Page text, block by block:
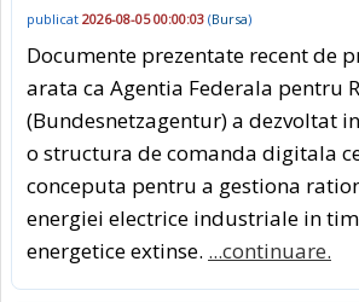
publicat 2026-08-05 00:00:03 (Bursa)
Documente prezentate recent de
arata ca Agentia Federala pentru
(Bundesnetzagentur) a dezvoltat
o structura de comanda digitala
conceputa pentru a gestiona
energiei electrice industriale in
energetice extinse. ...continuare.